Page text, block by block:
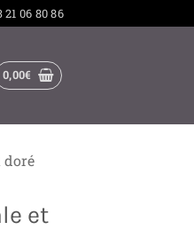
21 06 80 86
0,00€
doré
et